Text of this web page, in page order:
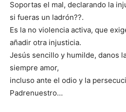
Soportas el mal, declarando la
si fueras un ladrón??.
Es la no violencia activa, que
añadir otra injusticia.
Jesús sencillo y humilde, danos
siempre amor,
incluso ante el odio y la
Padrenuestro…